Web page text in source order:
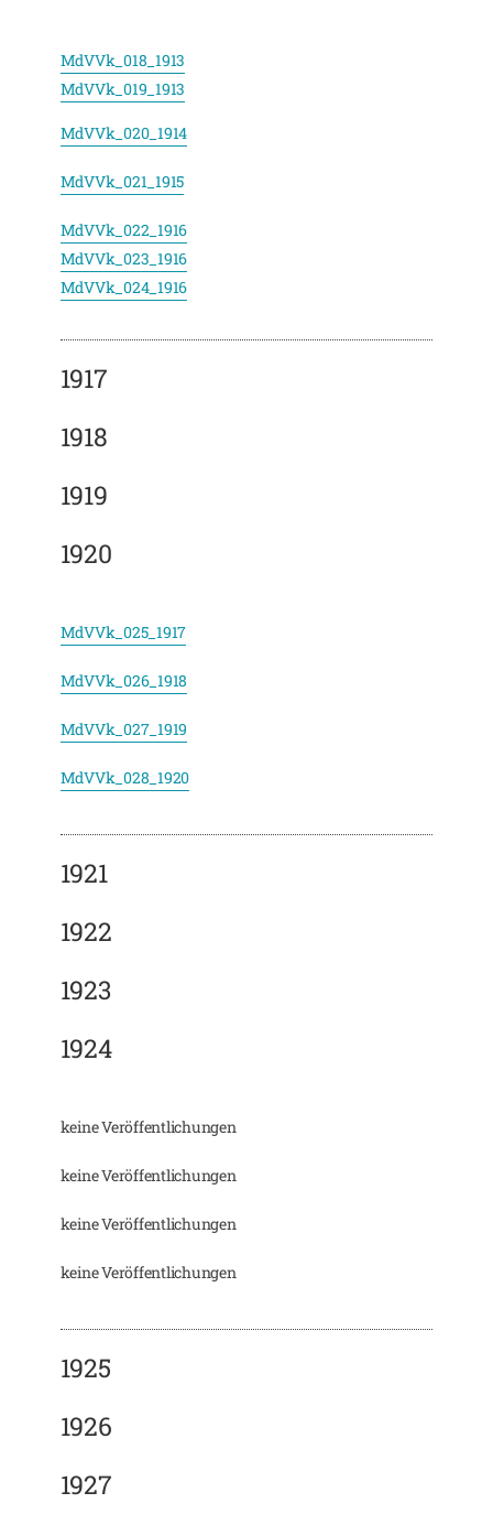
MdVVk_018_1913
MdVVk_019_1913
MdVVk_020_1914
MdVVk_021_1915
MdVVk_022_1916
MdVVk_023_1916
MdVVk_024_1916
1917
1918
1919
1920
MdVVk_025_1917
MdVVk_026_1918
MdVVk_027_1919
MdVVk_028_1920
1921
1922
1923
1924
keine Veröffentlichungen
keine Veröffentlichungen
keine Veröffentlichungen
keine Veröffentlichungen
1925
1926
1927